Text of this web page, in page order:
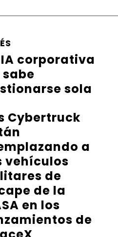
IA corporativa
sabe
sola
Cybertruck
a
vehículos
de
de la
en los
de